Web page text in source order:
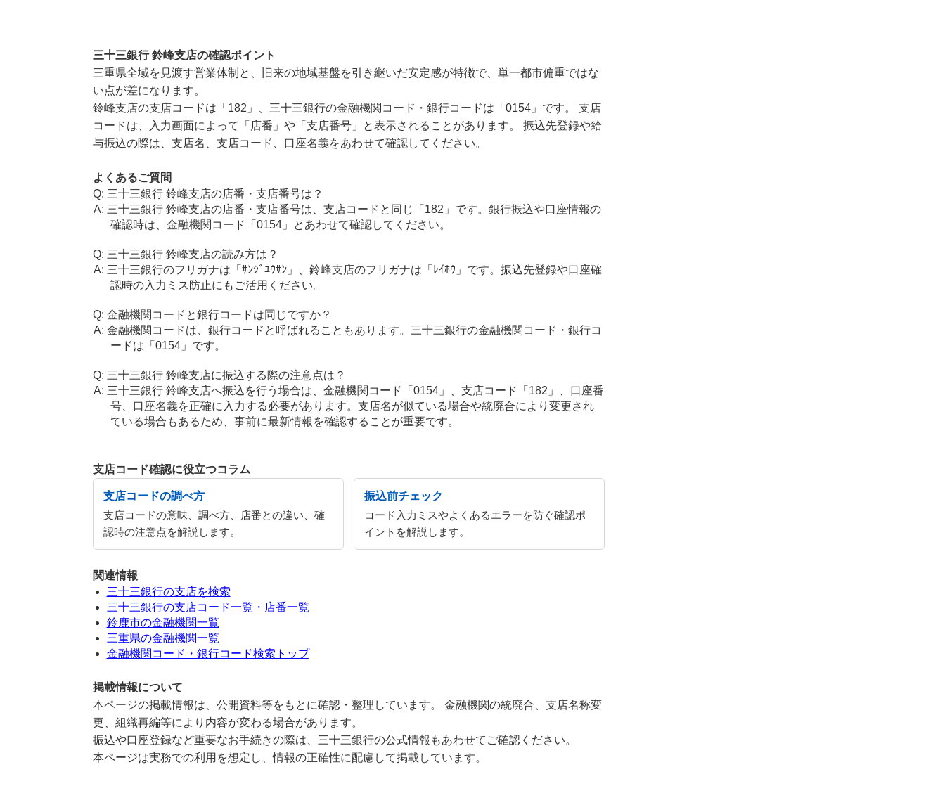
三十三銀行 鈴峰支店の確認ポイント
三重県全域を見渡す営業体制と、旧来の地域基盤を引き継いだ安定感が特徴で、単一都市偏重ではな
い点が差になります。
鈴峰支店の支店コードは「182」、三十三銀行の金融機関コード・銀行コードは「0154」です。 支店
コードは、入力画面によって「店番」や「支店番号」と表示されることがあります。 振込先登録や給
与振込の際は、支店名、支店コード、口座名義をあわせて確認してください。
よくあるご質問
三十三銀行 鈴峰支店の店番・支店番号は？
三十三銀行 鈴峰支店の店番・支店番号は、支店コードと同じ「182」です。銀行振込や口座情報の
確認時は、金融機関コード「0154」とあわせて確認してください。
三十三銀行 鈴峰支店の読み方は？
三十三銀行のフリガナは「ｻﾝｼﾞﾕｳｻﾝ」、鈴峰支店のフリガナは「ﾚｲﾎｳ」です。振込先登録や口座確
認時の入力ミス防止にもご活用ください。
金融機関コードと銀行コードは同じですか？
金融機関コードは、銀行コードと呼ばれることもあります。三十三銀行の金融機関コード・銀行コ
ードは「0154」です。
三十三銀行 鈴峰支店に振込する際の注意点は？
三十三銀行 鈴峰支店へ振込を行う場合は、金融機関コード「0154」、支店コード「182」、口座番
号、口座名義を正確に入力する必要があります。支店名が似ている場合や統廃合により変更され
ている場合もあるため、事前に最新情報を確認することが重要です。
支店コード確認に役立つコラム
支店コードの調べ方
支店コードの意味、調べ方、店番との違い、確
認時の注意点を解説します。
振込前チェック
コード入力ミスやよくあるエラーを防ぐ確認ポ
イントを解説します。
関連情報
三十三銀行の支店を検索
三十三銀行の支店コード一覧・店番一覧
鈴鹿市の金融機関一覧
三重県の金融機関一覧
金融機関コード・銀行コード検索トップ
掲載情報について
本ページの掲載情報は、公開資料等をもとに確認・整理しています。 金融機関の統廃合、支店名称変
更、組織再編等により内容が変わる場合があります。
振込や口座登録など重要なお手続きの際は、三十三銀行の公式情報もあわせてご確認ください。
本ページは実務での利用を想定し、情報の正確性に配慮して掲載しています。